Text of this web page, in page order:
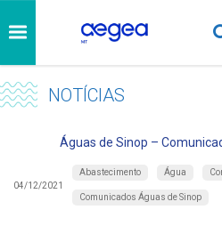
NOTÍCIAS
Águas de Sinop –
04/12/2021
Abastecimento Água
Comunicados Águas de Sinop